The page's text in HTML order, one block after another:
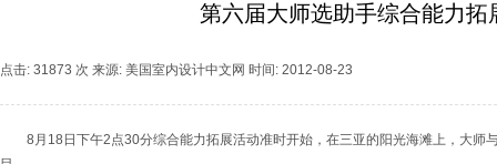
第六届大师选助手综合能力拓
点击: 31873 次 来源: 美国室内设计中文网 时间: 2012-08-23
8月18日下午2点30分综合能力拓展活动准时开始，在三亚的阳光海滩上，大师